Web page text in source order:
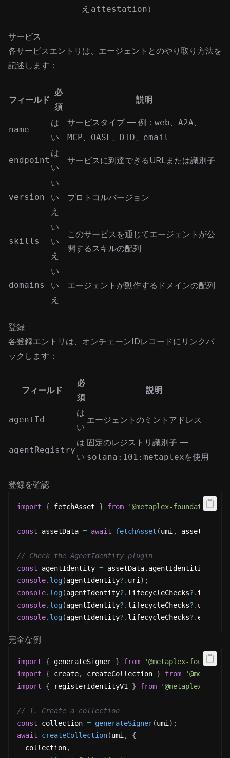
え attestation）
サービス
各サービスエントリは、エージェントとのやり取り方法を
記述します：
フィールド
必
須
説明
name
は
い
サービスタイプ — 例： web、 A2A、
MCP、 OASF、 DID、 email
endpoint
は
い
サービスに到達できるURLまたは識別子
version
い
い
え
プロトコルバージョン
skills
い
い
え
このサービスを通じてエージェントが公
開するスキルの配列
domains
い
い
え
エージェントが動作するドメインの配列
登録
各登録エントリは、オンチェーンIDレコードにリンクバ
ックします：
フィールド
必
須
説明
agentId
は
い
エージェントのミントアドレス
agentRegistry
は
い
固定のレジストリ識別子 —
solana:101:metaplexを使用
登録を確認
import { fetchAsset } from '@metaplex-foundation/
const assetData = await fetchAsset (umi ,
// Check the AgentIdentity plugin
const agentIdentity = assetData. agentIdentities
console. log(agentIdentity?. uri ) ;
console. log(agentIdentity?. lifecycleChecks?.transfer
console. log(agentIdentity?. lifecycleChecks?. update
console. log(agentIdentity?. lifecycleChecks?. execute
完全な例
import { generateSigner } from
'@metaplex-
import
{ create, createCollection } from
import
{ registerIdentityV1 } from '@metaplex-
// 1. Create a collection
const collection = generateSigner(umi ) ;
await
createCollection(umi ,
{
  collection
,